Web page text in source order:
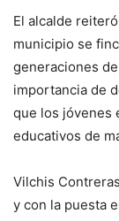
El alcalde
municipio se
generaciones
importancia de
que los jóvenes
educativos de
Vilchis
y con la puesta